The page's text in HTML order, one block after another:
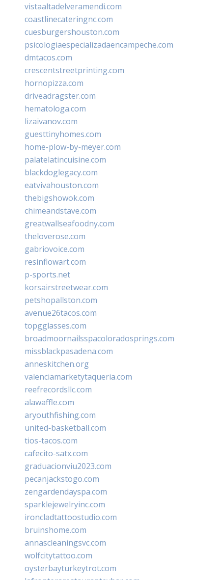
vistaaltadelveramendi.com
coastlinecateringnc.com
cuesburgershouston.com
psicologiaespecializadaencampeche.com
dmtacos.com
crescentstreetprinting.com
hornopizza.com
driveadragster.com
hematologa.com
lizaivanov.com
guesttinyhomes.com
home-plow-by-meyer.com
palatelatincuisine.com
blackdoglegacy.com
eatvivahouston.com
thebigshowok.com
chimeandstave.com
greatwallseafoodny.com
theloverose.com
gabriovoice.com
resinflowart.com
p-sports.net
korsairstreetwear.com
petshopallston.com
avenue26tacos.com
topgglasses.com
broadmoornailsspacoloradosprings.com
missblackpasadena.com
anneskitchen.org
valenciamarketytaqueria.com
reefrecordsllc.com
alawaffle.com
aryouthfishing.com
united-basketball.com
tios-tacos.com
cafecito-satx.com
graduacionviu2023.com
pecanjackstogo.com
zengardendayspa.com
sparklejewelryinc.com
ironcladtattoostudio.com
bruinshome.com
annascleaningsvc.com
wolfcitytattoo.com
oysterbayturkeytrot.com